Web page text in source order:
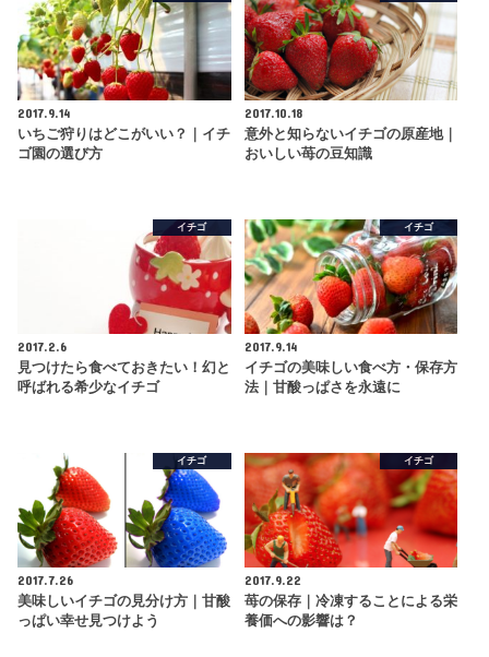
2017.9.14
いちご狩りはどこがいい？｜イチ
ゴ園の選び方
2017.10.18
意外と知らないイチゴの原産地｜
おいしい苺の豆知識
イチゴ
2017.2.6
見つけたら食べておきたい！幻と
呼ばれる希少なイチゴ
イチゴ
2017.9.14
イチゴの美味しい食べ方・保存方
法｜甘酸っぱさを永遠に
イチゴ
2017.7.26
美味しいイチゴの見分け方｜甘酸
っぱい幸せ見つけよう
イチゴ
2017.9.22
苺の保存｜冷凍することによる栄
養価への影響は？